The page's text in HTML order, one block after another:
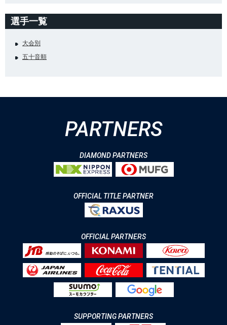
選手一覧
大会別
五十音順
PARTNERS
DIAMOND PARTNERS
OFFICIAL TITLE PARTNER
OFFICIAL PARTNERS
SUPPORTING PARTNERS